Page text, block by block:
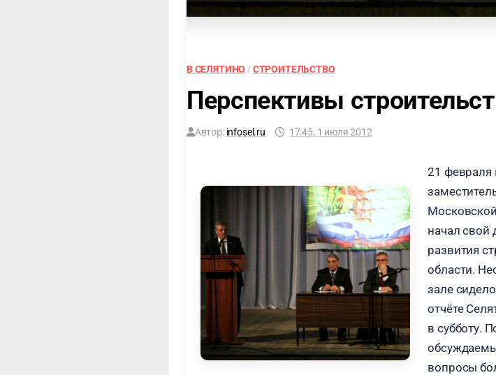
В СЕЛЯТИНО /СТРОИТЕЛЬСТВО
Перспективы
Автор: infosel.ru 17:45, 1 июля 2012
21 февраля
начал свой
развития
области.
зале
отчёте
в субботу.
вопросы